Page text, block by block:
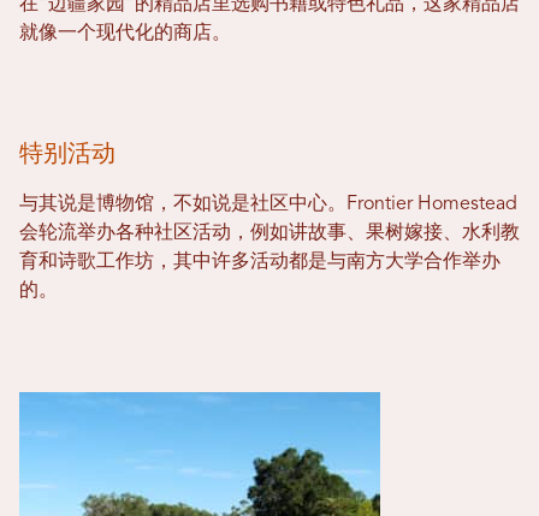
在“边疆家园”的精品店里选购书籍或特色礼品，这家精品店
就像一个现代化的商店。
特别活动
与其说是博物馆，不如说是社区中心。Frontier Homestead
会轮流举办各种社区活动，例如讲故事、果树嫁接、水利教
育和诗歌工作坊，其中许多活动都是与南方大学合作举办
的。